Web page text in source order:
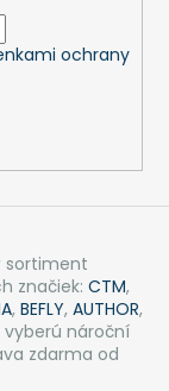
ochrany
sortiment
značiek: CTM,
, BEFLY, AUTHOR,
vyberú nároční
zdarma od